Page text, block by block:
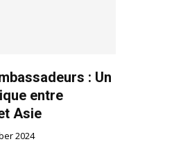
: Un
entre
Asie
2024